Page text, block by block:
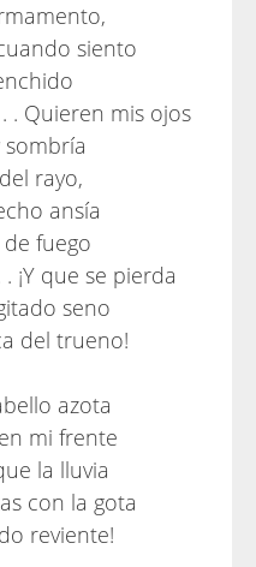
siento
. Quieren mis ojos
rayo,
ansía
fuego
¡Y que se pierda
seno
del trueno!
azota
mi frente
la lluvia
con la gota
reviente!